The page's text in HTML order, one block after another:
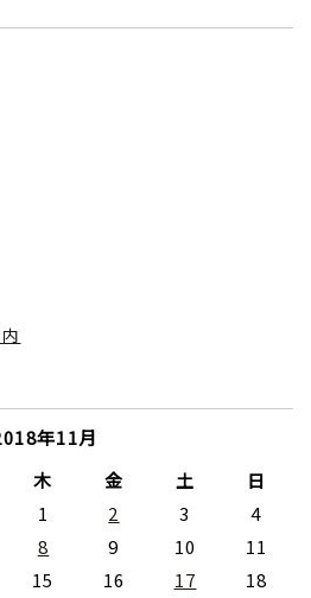
年11月
木 金 土
日
1
2 3
4
8 9 10
11
15 16 17
18